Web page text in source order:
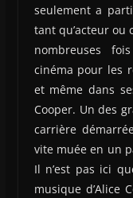
seulement a
tant qu’acteur ou
nombreuses
cinéma pour les
et même dans
Cooper. Un des
carrière
vite muée en un
Il n’est pas ici
musique d’Alice